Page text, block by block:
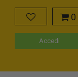
0
Accedi